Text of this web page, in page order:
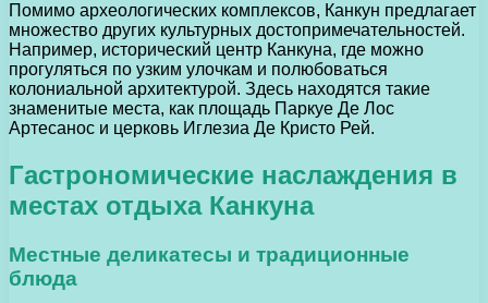
Помимо археологических комплексов, Канкун предлагает
множество других культурных достопримечательностей.
Например, исторический центр Канкуна, где можно
прогуляться по узким улочкам и полюбоваться
колониальной архитектурой. Здесь находятся такие
знаменитые места, как площадь Паркуе Де Лос
Артесанос и церковь Иглезиа Де Кристо Рей.
Гастрономические наслаждения в
местах отдыха Канкуна
Местные деликатесы и традиционные
блюда